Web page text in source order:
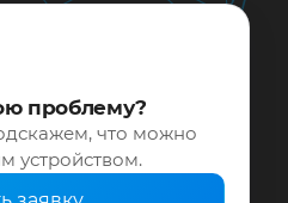
проблему?
что можно
устройством.